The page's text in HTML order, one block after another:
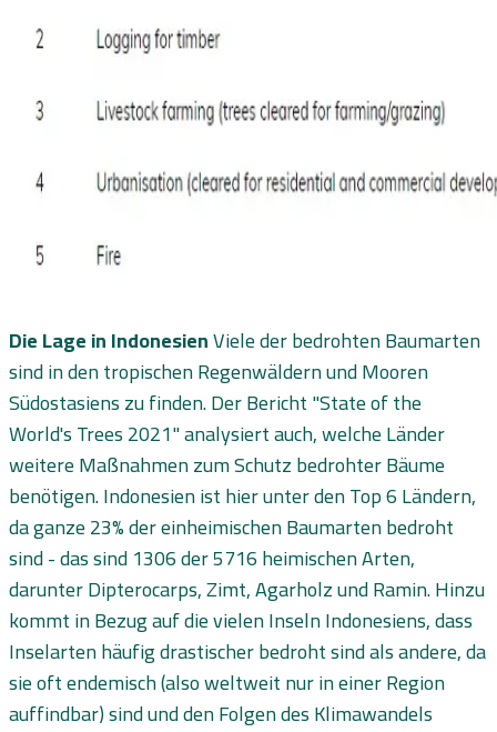
Die Lage in IndonesienViele der bedrohten Baumarten
sind in den tropischen Regenwäldern und Mooren
Südostasiens zu finden. Der Bericht "State of the
World's Trees 2021" analysiert auch, welche Länder
weitere Maßnahmen zum Schutz bedrohter Bäume
benötigen. Indonesien ist hier unter den Top 6 Ländern,
da ganze 23% der einheimischen Baumarten bedroht
sind - das sind 1306 der 5716 heimischen Arten,
darunter Dipterocarps, Zimt, Agarholz und Ramin. Hinzu
kommt in Bezug auf die vielen Inseln Indonesiens, dass
Inselarten häufig drastischer bedroht sind als andere, da
sie oft endemisch (also weltweit nur in einer Region
auffindbar) sind und den Folgen des Klimawandels